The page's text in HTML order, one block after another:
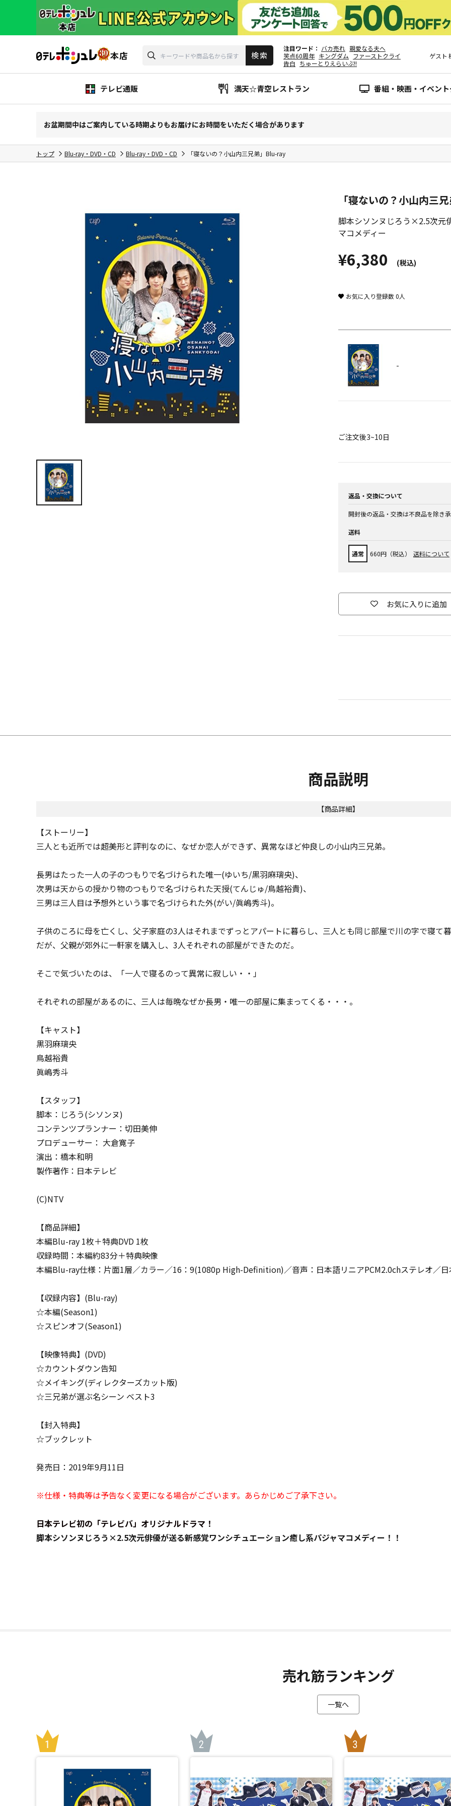
注目ワード バカ売れ 親愛なる夫へ
笑点60周年 キングダム ファーストクライ
告白 ちゅーとりえらいぶ!!
ゲスト
テレビ通販 満天☆青空レストラン 番組・映画・イベン
お盆期間中はご案内している時期よりもお届けにお時間をいただく場合があります
トップ Blu-ray・DVD・CD Blu-ray・DVD・CD 「寝ないの？小山内三兄弟」Blu-ray
「寝ないの？小山内三
脚本シソンヌじろう×2.5次元
マコメディー
¥6,380 (税込)
お気に入り登録数0人
-
ご注文後3~10日
返品・交換について
開封後の返品・交換は不良品を除き承
送料
通常 660円（税込） 送料について
お気に入りに追加
商品説明
【商品詳細】
【ストーリー】
三人とも近所では超美形と評判なのに、なぜか恋人ができず、異常なほど仲良しの小山内三兄弟。
長男はたった一人の子のつもりで名づけられた唯一(ゆいち/黒羽麻璃央)、
次男は天からの授かり物のつもりで名づけられた天授(てんじゅ/鳥越裕貴)、
三男は三人目は予想外という事で名づけられた外(がい/眞嶋秀斗)。
子供のころに母を亡くし、父子家庭の3人はそれまでずっとアパートに暮らし、三人とも同じ部屋で川の字で寝て暮
だが、父親が郊外に一軒家を購入し、3人それぞれの部屋ができたのだ。
そこで気づいたのは、「一人で寝るのって異常に寂しい・・」
それぞれの部屋があるのに、三人は毎晩なぜか長男・唯一の部屋に集まってくる・・・。
【キャスト】
黒羽麻璃央
鳥越裕貴
眞嶋秀斗
【スタッフ】
脚本：じろう(シソンヌ)
コンテンツプランナー：切田美伸
プロデューサー： 大倉寛子
演出：橋本和明
製作著作：日本テレビ
(C)NTV
【商品詳細】
本編Blu-ray 1枚＋特典DVD 1枚
収録時間：本編約83分＋特典映像
本編Blu-ray仕様：片面1層／カラー／16：9(1080p High-Definition)／音声：日本語リニアPCM2.0chステレオ／日
【収録内容】(Blu-ray)
☆本編(Season1)
☆スピンオフ(Season1)
【映像特典】(DVD)
☆カウントダウン告知
☆メイキング(ディレクターズカット版)
☆三兄弟が選ぶ名シーン ベスト3
【封入特典】
☆ブックレット
発売日：2019年9月11日
※仕様・特典等は予告なく変更になる場合がございます。あらかじめご了承下さい。
日本テレビ初の「テレビバ」オリジナルドラマ！
脚本シソンヌじろう×2.5次元俳優が送る新感覚ワンシチュエーション癒し系パジャマコメディー！！
売れ筋ランキング
一覧へ